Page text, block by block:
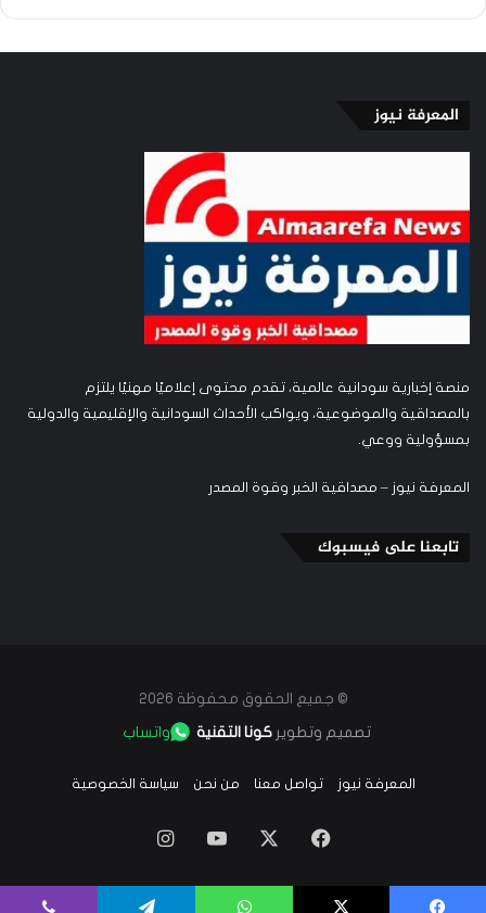
المعرفة نيوز
منصة إخبارية سودانية عالمية، تقدم محتوى إعلاميًا مهنيًا يلتزم
بالمصداقية والموضوعية، ويواكب الأحداث السودانية والإقليمية والدولية
بمسؤولية ووعي.
المعرفة نيوز – مصداقية الخبر وقوة المصدر
تابعنا على فيسبوك
© جميع الحقوق محفوظة 2026
تصميم وتطويركونا التقنية واتساب
المعرفة نيوز تواصل معنا من نحن سياسة الخصوصية
فيسبوك ‫YouTube